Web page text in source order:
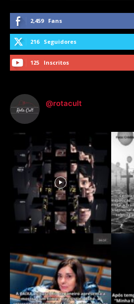
2,459 Fans
216 Seguidores
125 Inscritos
@rotacult